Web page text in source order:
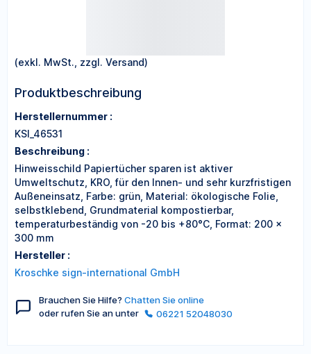
(exkl. MwSt., zzgl. Versand)
Produktbeschreibung
Herstellernummer :
KSI_46531
Beschreibung :
Hinweisschild Papiertücher sparen ist aktiver
Umweltschutz, KRO, für den Innen- und sehr kurzfristigen
Außeneinsatz, Farbe: grün, Material: ökologische Folie,
selbstklebend, Grundmaterial kompostierbar,
temperaturbeständig von -20 bis +80°C, Format: 200 x
300 mm
Hersteller :
Kroschke sign-international GmbH
Brauchen Sie Hilfe? Chatten Sie online
oder rufen Sie an unter
06221 52048030